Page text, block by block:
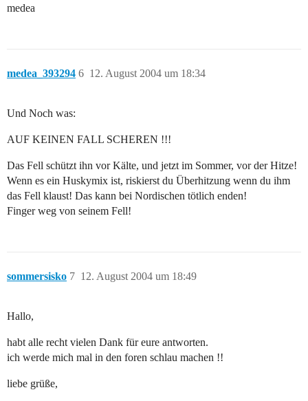
medea
medea_393294 12. August 2004 um 18:34
6
Und Noch was:
AUF KEINEN FALL SCHEREN !!!
Das Fell schützt ihn vor Kälte, und jetzt im Sommer, vor der Hitze!
Wenn es ein Huskymix ist, riskierst du Überhitzung wenn du ihm
das Fell klaust! Das kann bei Nordischen tötlich enden!
Finger weg von seinem Fell!
sommersisko 12. August 2004 um 18:49
7
Hallo,
habt alle recht vielen Dank für eure antworten.
ich werde mich mal in den foren schlau machen !!
liebe grüße,